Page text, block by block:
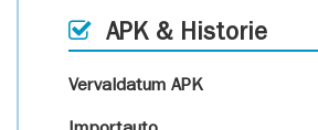
APK & Historie
Vervaldatum APK